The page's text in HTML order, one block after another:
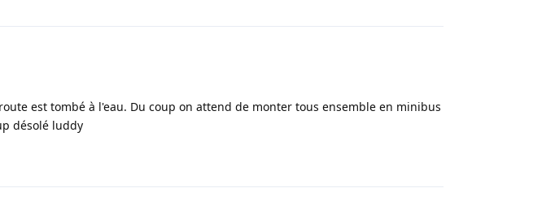
est tombé à l'eau. Du coup on attend de monter tous ensemble en minibus
désolé luddy